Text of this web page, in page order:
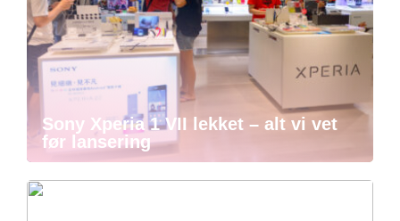
Sony Xperia 1 VII lekket – alt vi vet
før lansering